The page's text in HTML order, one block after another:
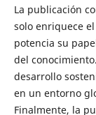
La publicación
solo enriquece
potencia su
del
desarrollo
en un entorno
Finalmente, la